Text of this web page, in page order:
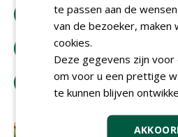
download artikel
bestel tijdschrift
tip de redactie
te passen aan de
van de bezoeker, maken
cookies.
Deze gegevens zijn voor
om voor u een prettige
te kunnen blijven